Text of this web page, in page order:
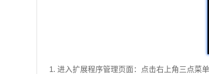
1. 进入扩展程序管理页面：点击右上角三点菜